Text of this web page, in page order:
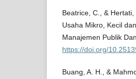
Beatrice, C., &
Usaha Mikro, Kecil
Manajemen Publik
https://doi.org/
Buang, A. H., &